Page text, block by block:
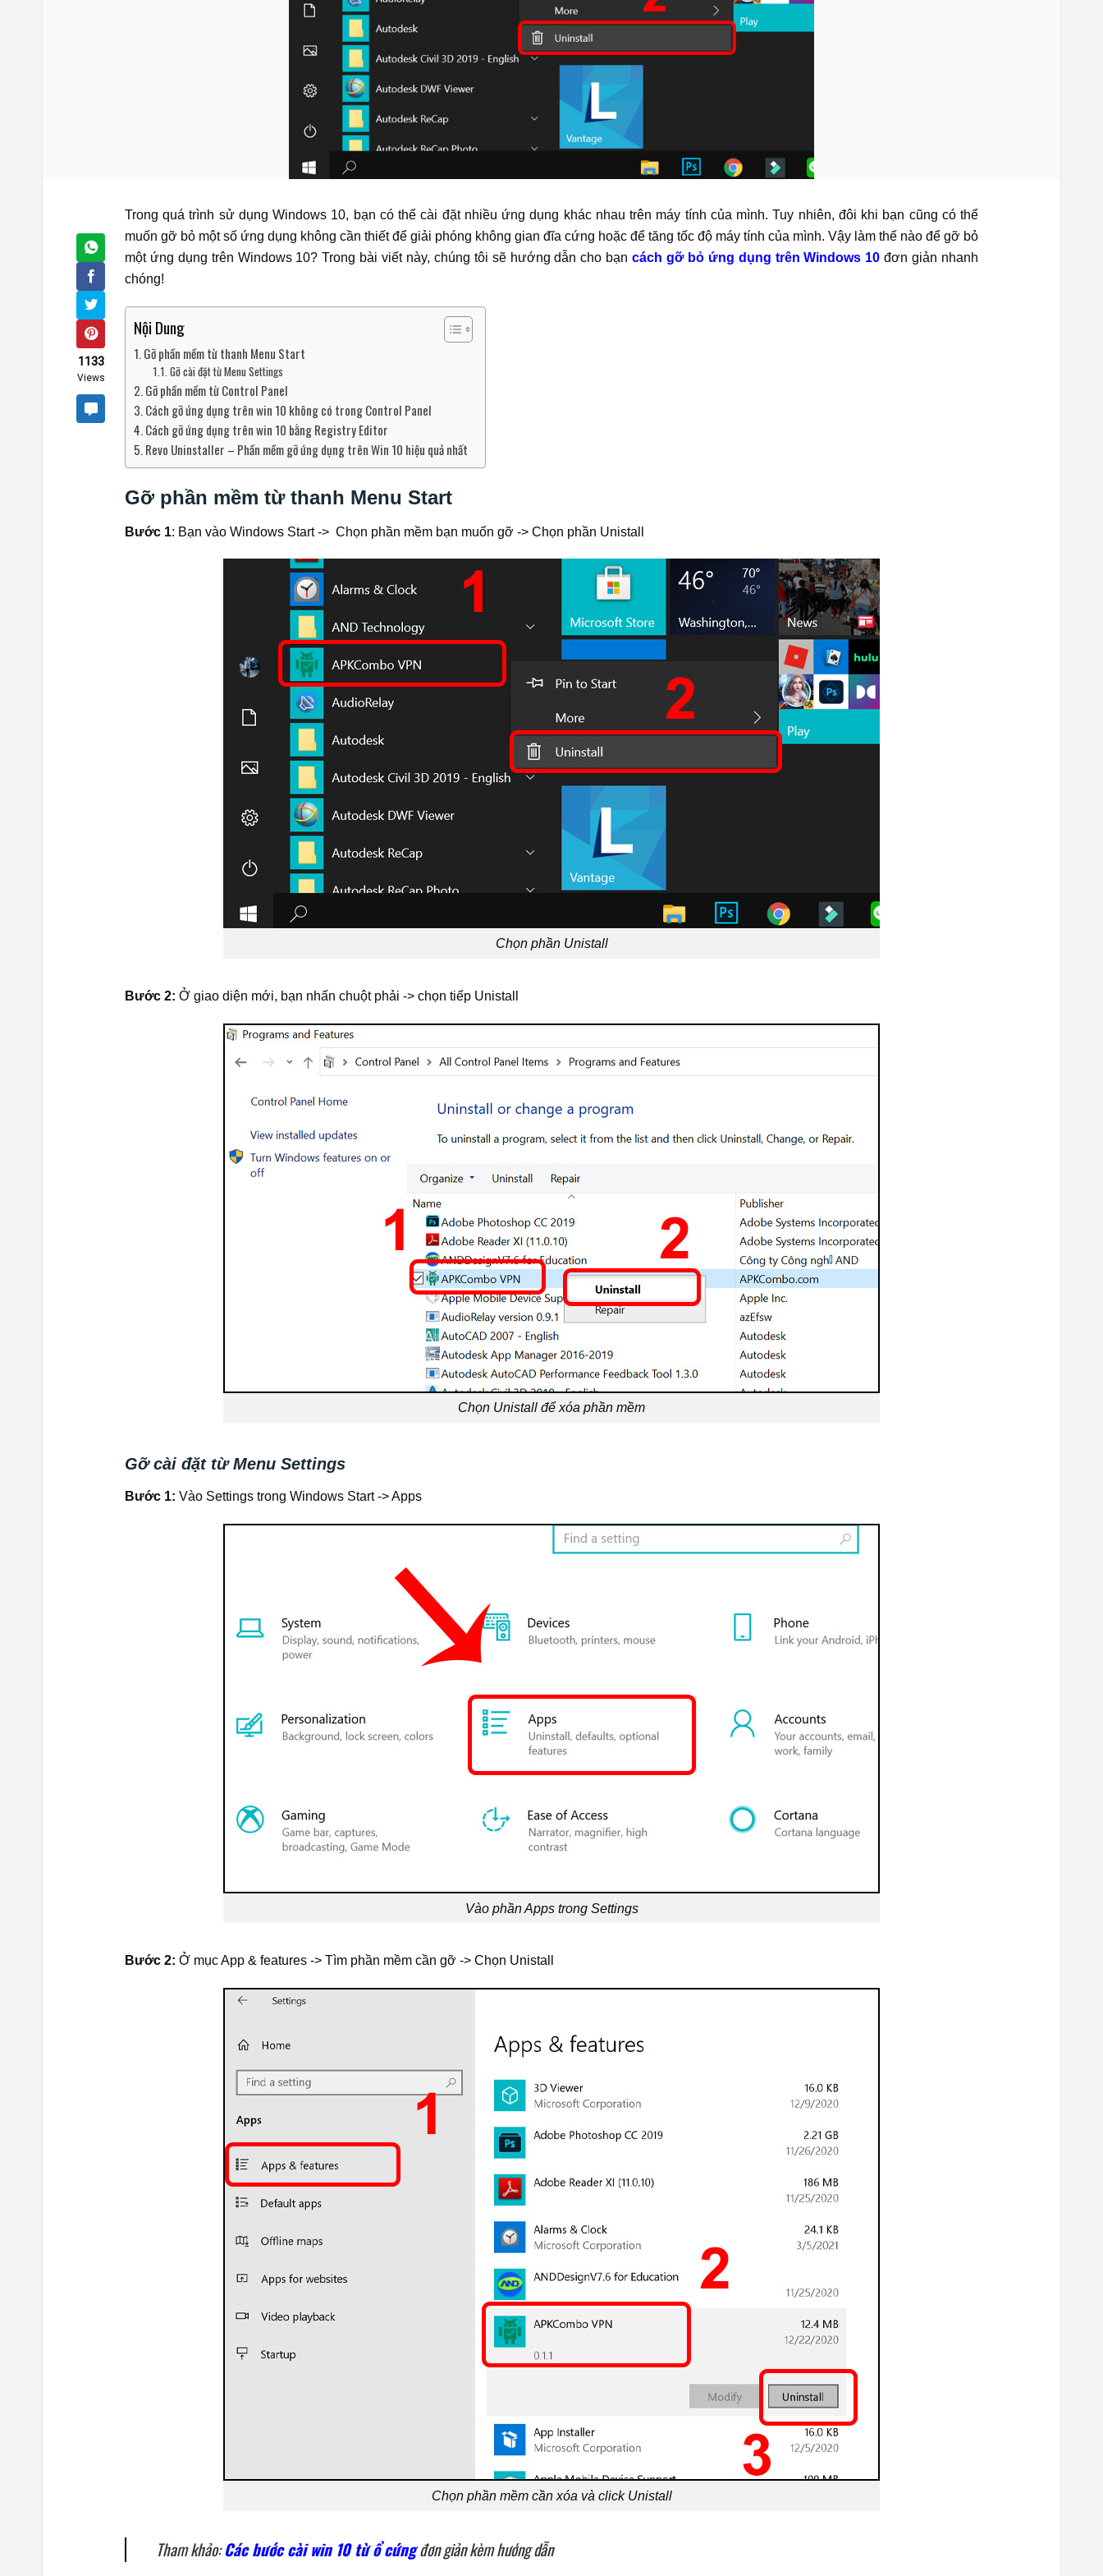
1133
Views
Trong quá trình sử dụng Windows 10, bạn có thể cài đặt nhiều ứng dụng khác nhau trên máy tính của mình. Tuy nhiên, đôi khi bạn cũng có thể
muốn gỡ bỏ một số ứng dụng không cần thiết để giải phóng không gian đĩa cứng hoặc để tăng tốc độ máy tính của mình. Vậy làm thế nào để gỡ bỏ
một ứng dụng trên Windows 10? Trong bài viết này, chúng tôi sẽ hướng dẫn cho bạncách gỡ bỏ ứng dụng trên Windows 10 đơn giản nhanh
chóng!
Nội Dung
Gỡ phần mềm từ thanh Menu Start
Gỡ cài đặt từ Menu Settings
Gỡ phần mềm từ Control Panel
Cách gỡ ứng dụng trên win 10 không có trong Control Panel
Cách gỡ ứng dụng trên win 10 bằng Registry Editor
Revo Uninstaller – Phần mềm gỡ ứng dụng trên Win 10 hiệu quả nhất
Gỡ phần mềm từ thanh Menu Start
Bước 1: Bạn vào Windows Start -> Chọn phần mềm bạn muốn gỡ -> Chọn phần Unistall
Chọn phần Unistall
Bước 2: Ở giao diện mới, bạn nhấn chuột phải -> chọn tiếp Unistall
Chọn Unistall để xóa phần mềm
Gỡ cài đặt từ Menu Settings
Bước 1: Vào Settings trong Windows Start -> Apps
Vào phần Apps trong Settings
Bước 2: Ở mục App & features -> Tìm phần mềm cần gỡ -> Chọn Unistall
Chọn phần mềm cần xóa và click Unistall
Tham khảo:Các bước cài win 10 từ ổ cứngđơn giản kèm hướng dẫn